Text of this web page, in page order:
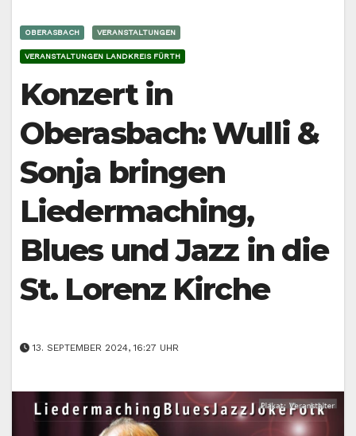
OBERASBACH VERANSTALTUNGEN
VERANSTALTUNGEN LANDKREIS FÜRTH
Konzert in
Oberasbach: Wulli &
Sonja bringen
Liedermaching,
Blues und Jazz in die
St. Lorenz Kirche
13. SEPTEMBER 2024, 16:27 UHR